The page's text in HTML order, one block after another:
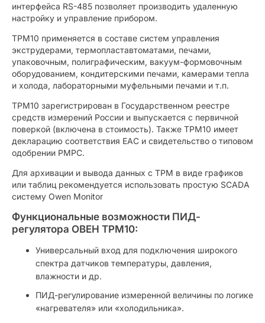
интерфейса RS-485 позволяет производить удаленную
настройку и управление прибором.
ТРМ10 применяется в составе систем управления
экструдерами, термопластавтоматами, печами,
упаковочным, полиграфическим, вакуум-формовочным
оборудованием, кондитерскими печами, камерами тепла
и холода, лабораторными муфельными печами и т.п.
ТРМ10 зарегистрирован в Государственном реестре
средств измерений России и выпускается с первичной
поверкой (включена в стоимость). Также ТРМ10 имеет
декларацию соответствия ЕАС и свидетельство о типовом
одобрении РМРС.
Для архивации и вывода данных с ТРМ в виде графиков
или таблиц рекомендуется использовать простую SCADA
систему Owen Monitor
Функциональные возможности ПИД-
регулятора ОВЕН ТРМ10:
Универсальный вход для подключения широкого
спектра датчиков температуры, давления,
влажности и др.
ПИД-регулирование измеренной величины по логике
«нагревателя» или «холодильника».